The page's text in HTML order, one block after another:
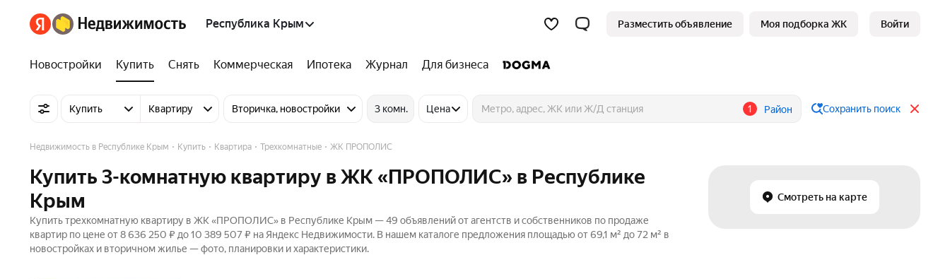
Республика Крым Разместить объявление Моя подборка ЖК Войти
Новостройки Купить Снять Коммерческая Ипотека Журнал Для бизнеса
Купить Квартиру Вторичка, новостройки 3 комн. Цена 1 Район Сохранить поиск
Смотреть на карте
Недвижимость в Республике Крым Купить Квартира Трехкомнатные ЖК ПРОПОЛИС
Купить 3-комнатную квартиру в ЖК «ПРОПОЛИС» в Республике
Крым
Купить трехкомнатную квартиру в ЖК «ПРОПОЛИС» в Республике Крым — 49 объявлений от агентств и собственников по продаже
квартир по цене от 8 636 250 ₽ до 10 389 507 ₽ на Яндекс Недвижимости. В нашем каталоге предложения площадью от 69,1 м² до 72 м² в
новостройках и вторичном жилье — фото, планировки и характеристики.